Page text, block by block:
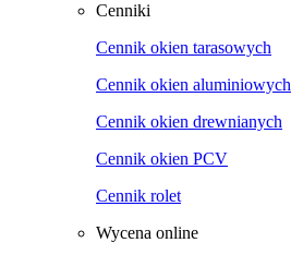
Cenniki
Cennik okien tarasowych
Cennik okien aluminiowych
Cennik okien drewnianych
Cennik okien PCV
Cennik rolet
Wycena online